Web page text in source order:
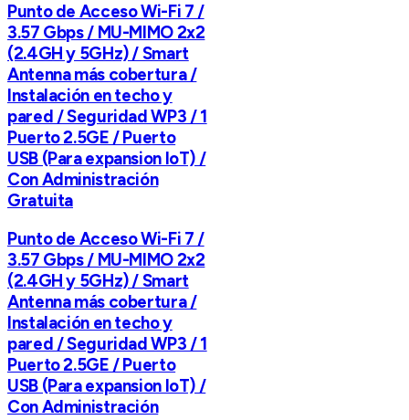
Punto de Acceso Wi-Fi 7 /
3.57 Gbps / MU-MIMO 2x2
(2.4GH y 5GHz) / Smart
Antenna más cobertura /
Instalación en techo y
pared / Seguridad WP3 / 1
Puerto 2.5GE / Puerto
USB (Para expansion IoT) /
Con Administración
Gratuita
Punto de Acceso Wi-Fi 7 /
3.57 Gbps / MU-MIMO 2x2
(2.4GH y 5GHz) / Smart
Antenna más cobertura /
Instalación en techo y
pared / Seguridad WP3 / 1
Puerto 2.5GE / Puerto
USB (Para expansion IoT) /
Con Administración